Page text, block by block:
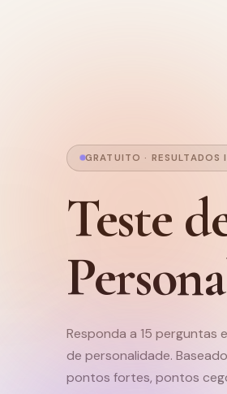
GRATUITO · RESULTADOS
Teste
Responda a 15 perguntas
de personalidade.
pontos fortes, pontos